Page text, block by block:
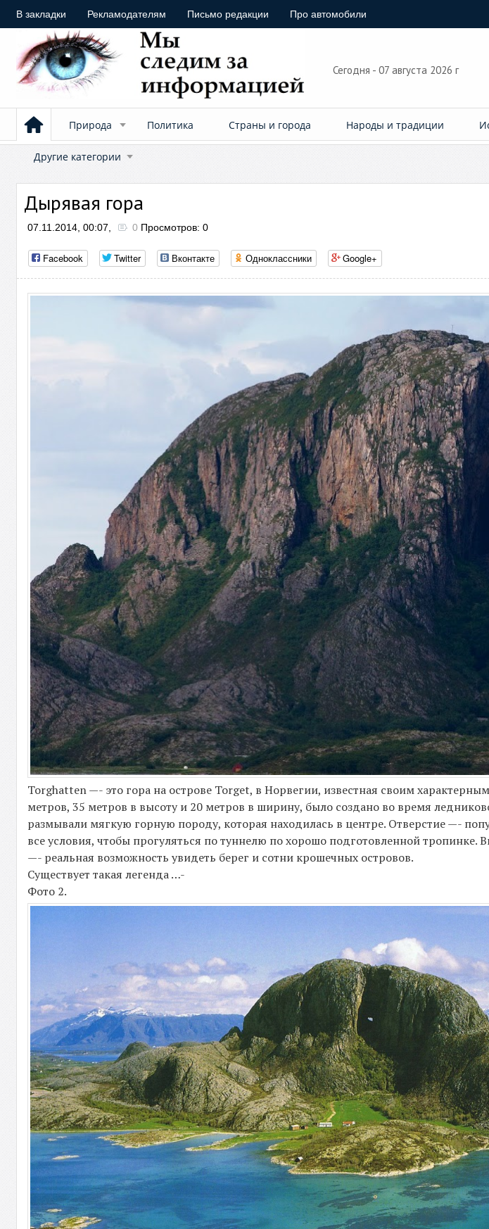
В закладки Рекламодателям Письмо редакции Про автомобили
Сегодня - 07 августа 2026 г
Природа Политика Страны и города Народы и традиции
Другие категории
Дырявая гора
07.11.2014, 00:07, 0 Просмотров: 0
Facebook Twitter Вконтакте Одноклассники Google+
Torghatten —- это гора на острове Torget, в Норвегии, известная своим
метров, 35 метров в высоту и 20 метров в ширину, было создано во время
размывали мягкую горную породу, которая находилась в центре. Отверстие —-
все условия, чтобы прогуляться по туннелю по хорошо подготовленной тропинке.
—- реальная возможность увидеть берег и сотни крошечных островов.
Существует такая легенда …-
Фото 2.